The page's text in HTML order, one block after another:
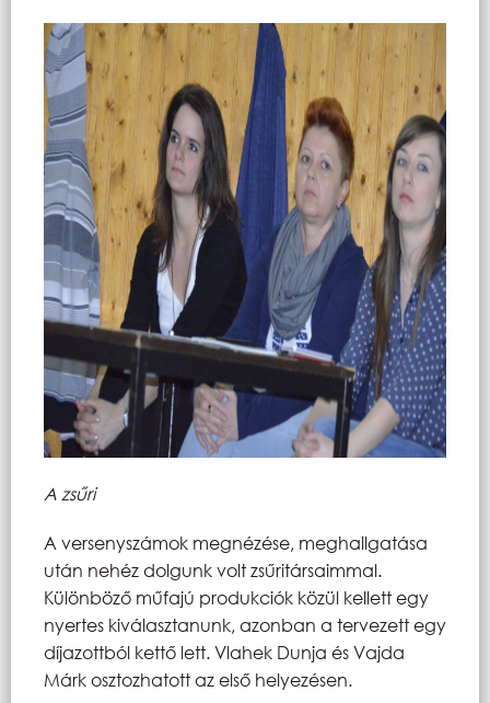
A zsűri
A versenyszámok megnézése, meghallgatása
után nehéz dolgunk volt zsűritársaimmal.
Különböző műfajú produkciók közül kellett egy
nyertes kiválasztanunk, azonban a tervezett egy
díjazottból kettő lett. Vlahek Dunja és Vajda
Márk osztozhatott az első helyezésen.